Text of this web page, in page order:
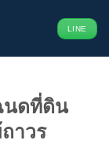
LINE
นดที่ดิน
าวร